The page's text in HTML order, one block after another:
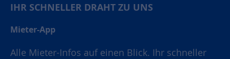
IHR SCHNELLER DRAHT ZU UNS
Mieter-App
Alle Mieter-Infos auf einen Blick. Ihr schneller